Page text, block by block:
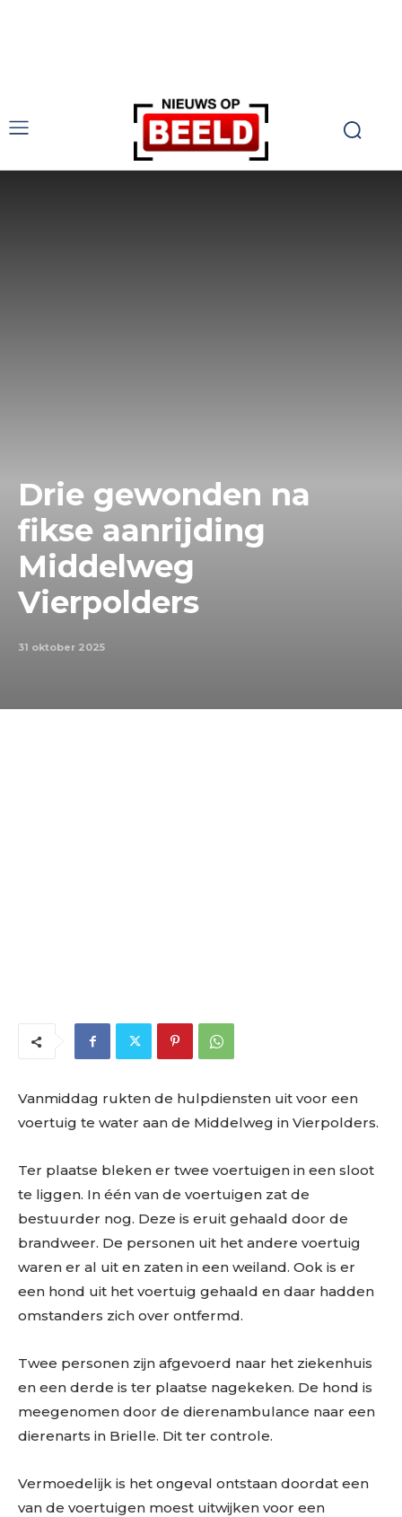
Drie gewonden na
fikse aanrijding
Middelweg
Vierpolders
31 oktober 2025
Vanmiddag rukten de hulpdiensten uit voor een
voertuig te water aan de Middelweg in Vierpolders.
Ter plaatse bleken er twee voertuigen in een sloot
te liggen. In één van de voertuigen zat de
bestuurder nog. Deze is eruit gehaald door de
brandweer. De personen uit het andere voertuig
waren er al uit en zaten in een weiland. Ook is er
een hond uit het voertuig gehaald en daar hadden
omstanders zich over ontfermd.
Twee personen zijn afgevoerd naar het ziekenhuis
en een derde is ter plaatse nagekeken. De hond is
meegenomen door de dierenambulance naar een
dierenarts in Brielle. Dit ter controle.
Vermoedelijk is het ongeval ontstaan doordat een
van de voertuigen moest uitwijken voor een